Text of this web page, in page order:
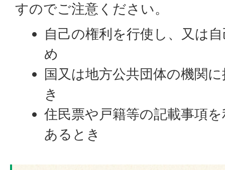
すのでご注意ください。
自己の権利を行使し、又は
め
国又は地方公共団体の機関
き
住民票や戸籍等の記載事項
あるとき